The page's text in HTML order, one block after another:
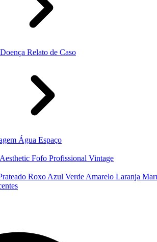
Doença Relato de Caso
Água Espaço
Aesthetic Fofo Profissional Vintage
Roxo Azul Verde Amarelo Laranja